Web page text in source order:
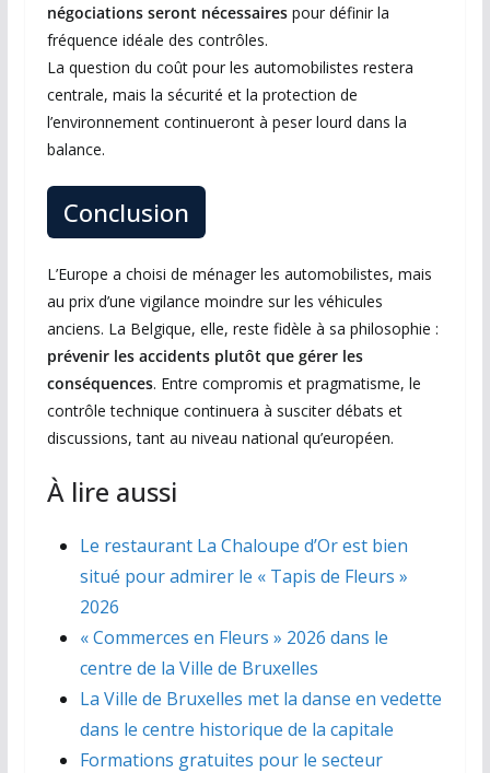
négociations seront nécessairespour définir la
fréquence idéale des contrôles.
La question du coût pour les automobilistes restera
centrale, mais la sécurité et la protection de
l’environnement continueront à peser lourd dans la
balance.
Conclusion
L’Europe a choisi de ménager les automobilistes, mais
au prix d’une vigilance moindre sur les véhicules
anciens. La Belgique, elle, reste fidèle à sa philosophie :
prévenir les accidents plutôt que gérer les
conséquences. Entre compromis et pragmatisme, le
contrôle technique continuera à susciter débats et
discussions, tant au niveau national qu’européen.
À lire aussi
Le restaurant La Chaloupe d’Or est bien
situé pour admirer le « Tapis de Fleurs »
2026
« Commerces en Fleurs » 2026 dans le
centre de la Ville de Bruxelles
La Ville de Bruxelles met la danse en vedette
dans le centre historique de la capitale
Formations gratuites pour le secteur